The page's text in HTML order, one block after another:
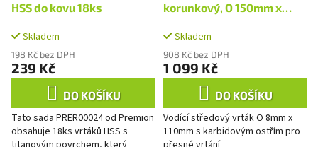
HSS do kovu 18ks
Skladem
198 Kč bez DPH
239 Kč
DO KOŠÍKU
Tato sada PRER00024 od Premion
obsahuje 18ks vrtáků HSS s
korunkový, O 150mm x
Skladem
908 Kč bez DPH
1 099 Kč
DO KOŠÍKU
Vodící středový vrták O 8mm x
110mm s karbidovým ostřím pro